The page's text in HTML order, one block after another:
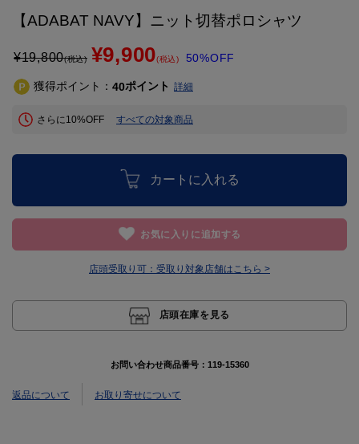
【ADABAT NAVY】ニット切替ポロシャツ
¥19,800(税込) ¥9,900(税込) 50%OFF
獲得ポイント： 40ポイント 詳細
さらに10%OFF すべての対象商品
カートに入れる
お気に入りに追加する
店頭受取り可： 受取り対象店舗はこちら >
店頭在庫を見る
お問い合わせ商品番号： 119-15360
返品について お取り寄せについて